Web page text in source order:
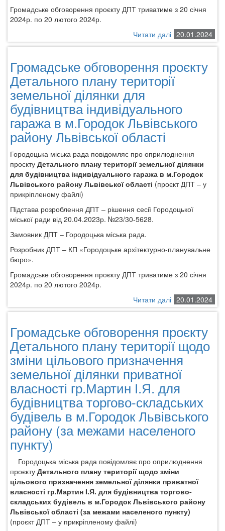
га...
Громадське обговорення проєкту ДПТ триватиме з 20 січня
2024р. по 20 лютого 2024р.
20.01.2024
Читати далі про
Громадське
проєкту
Детального
плану
щодо
зміни
цільового
ділянки
приватної
власності
гр.Дунаса
Теодозійовича
у
Громадське обговорення проєкту
Детального плану території
земельної ділянки для
будівництва індивідуального
гаража в м.Городок Львівського
району Львівської області
Городоцька міська рада повідомляє про оприлюднення
проєкту Детального плану території земельної ділянки
для будівництва індивідуального гаража в м.Городок
Львівського району Львівської області (проєкт ДПТ – у
прикріпленому файлі)
Підстава розроблення ДПТ – рішення сесії Городоцької
міської ради від 20.04.2023р. №23/30-5628.
Замовник ДПТ – Городоцька міська рада.
Розробник ДПТ – КП «Городоцьке архітектурно-планувальне
бюро».
Громадське обговорення проєкту ДПТ триватиме з 20 січня
2024р. по 20 лютого 2024р.
20.01.2024
Читати далі про
Громадське
проєкту
Детального
плану
території
земельної
ділянки
для
будівництва
індивідуального
гаража
в
району
Львівської
області
Громадське обговорення проєкту
Детального плану території щодо
зміни цільового призначення
земельної ділянки приватної
власності гр.Мартин І.Я. для
будівництва торгово-складських
будівель в м.Городок Львівського
району (за межами населеного
пункту)
Городоцька міська рада повідомляє про оприлюднення
проєкту Детального плану території щодо зміни
цільового призначення земельної ділянки приватної
власності гр.Мартин І.Я. для будівництва торгово-
складських будівель в м.Городок Львівського району
Львівської області (за межами населеного пункту)
(проєкт ДПТ – у прикріпленому файлі)